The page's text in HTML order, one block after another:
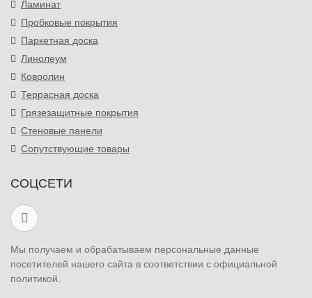
Ламинат
Пробковые покрытия
Паркетная доска
Линолеум
Ковролин
Террасная доска
Грязезащитные покрытия
Стеновые панели
Сопутствующие товары
СОЦСЕТИ
Мы получаем и обрабатываем персональные данные
посетителей нашего сайта в соответствии с официальной
политикой.